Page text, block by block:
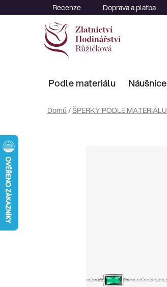
na
Recenze Doprava a platba
Podle materiálu Náušnice
Domů /ŠPERKY PODLE MATERIÁLU